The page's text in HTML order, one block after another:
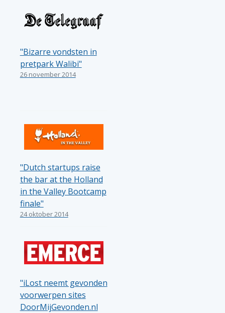
"Bizarre vondsten in
pretpark Walibi"
26 november 2014
"Dutch startups raise
the bar at the Holland
in the Valley Bootcamp
finale"
24 oktober 2014
"iLost neemt gevonden
voorwerpen sites
DoorMijGevonden.nl